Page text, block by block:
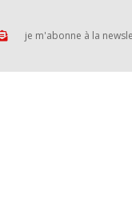
je m'abonne à la